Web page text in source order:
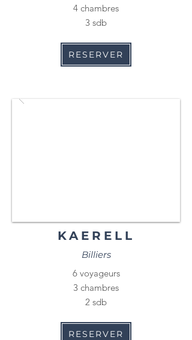
4 chambres
3 sdb
RESERVER
KAERELL
Billiers
6 voyageurs
3 chambres
2 sdb
RESERVER